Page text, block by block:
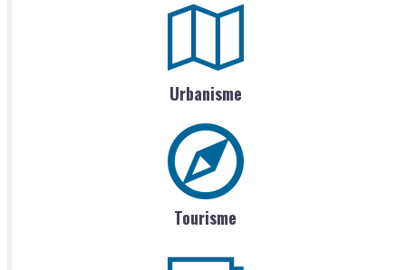
Urbanisme
Tourisme